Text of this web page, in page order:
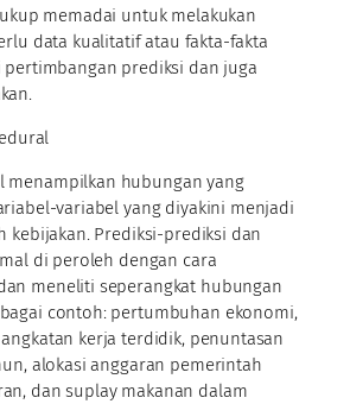
memadai untuk melakukan
data kualitatif atau fakta-fakta
pertimbangan prediksi dan juga
menampilkan hubungan yang
variabel yang diyakini menjadi
kebijakan. Prediksi-prediksi dan
di peroleh dengan cara
meneliti seperangkat hubungan
contoh: pertumbuhan ekonomi,
kerja terdidik, penuntasan
alokasi anggaran pemerintah
dan suplay makanan dalam